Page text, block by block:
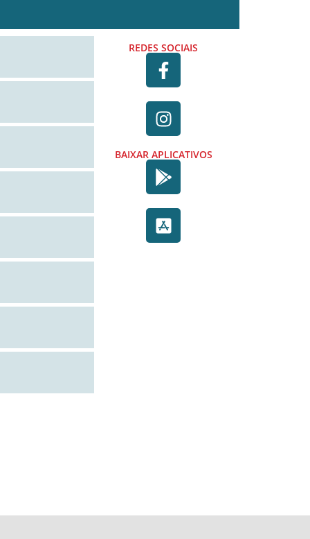
REDES SOCIAIS
BAIXAR APLICATIVOS